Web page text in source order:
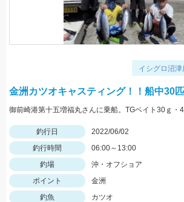
イシグロ沼津
金洲カツオキャスティング！！船中30
釣行日
2022/06/02
釣行時間
06:00～13:00
釣場
沖・オフショア
ポイント
金洲
釣魚
カツオ